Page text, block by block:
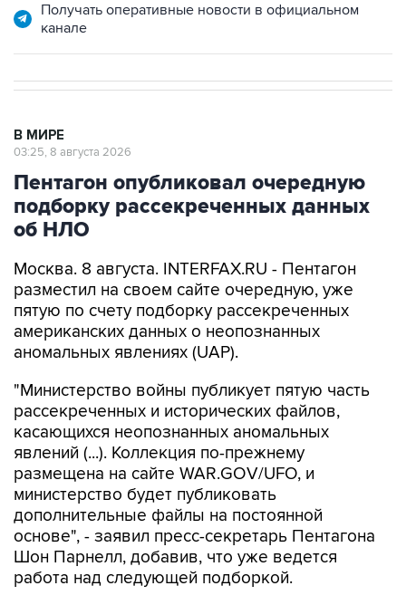
Получать оперативные новости в официальном
канале
В МИРЕ
03:25, 8 августа 2026
Пентагон опубликовал очередную
подборку рассекреченных данных
об НЛО
Москва. 8 августа. INTERFAX.RU - Пентагон
разместил на своем сайте очередную, уже
пятую по счету подборку рассекреченных
американских данных о неопознанных
аномальных явлениях (UAP).
"Министерство войны публикует пятую часть
рассекреченных и исторических файлов,
касающихся неопознанных аномальных
явлений (...). Коллекция по-прежнему
размещена на сайте WAR.GOV/UFO, и
министерство будет публиковать
дополнительные файлы на постоянной
основе", - заявил пресс-секретарь Пентагона
Шон Парнелл, добавив, что уже ведется
работа над следующей подборкой.